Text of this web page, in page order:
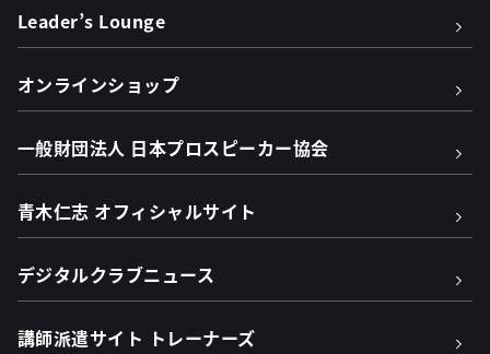
Leader’s Lounge
オンラインショップ
一般財団法人 日本プロスピーカー協会
青木仁志 オフィシャルサイト
デジタルクラブニュース
講師派遣サイト トレーナーズ